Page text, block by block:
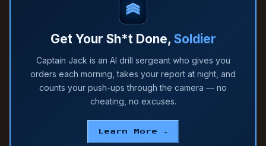
Get Your Sh*t Done, Soldier
Captain Jack is an AI drill sergeant who gives you
orders each morning, takes your report at night, and
counts your push-ups through the camera — no
cheating, no excuses.
Learn More →